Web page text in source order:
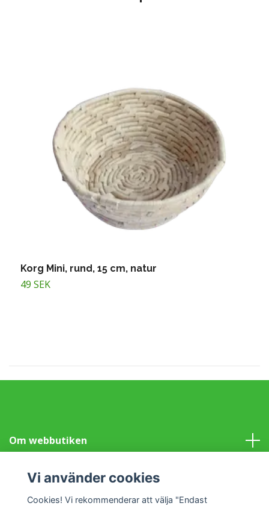
Korg Mini, rund, 15 cm, natur
49 SEK
Om webbutiken
Information
Vi använder cookies
Cookies! Vi rekommenderar att välja "Endast